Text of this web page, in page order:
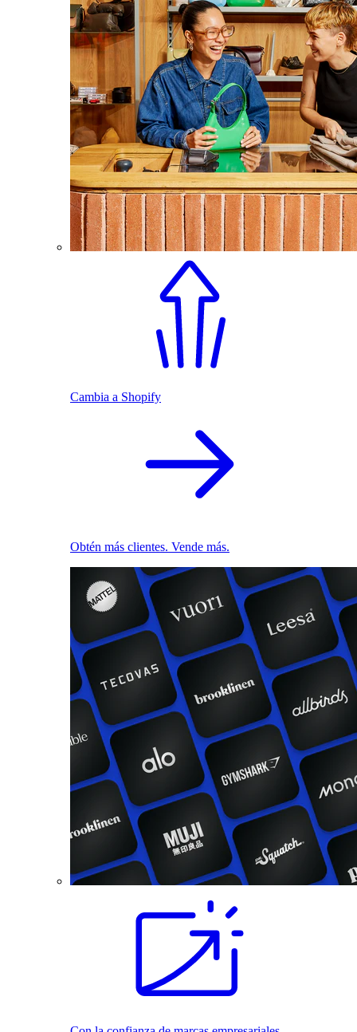
Cambia a Shopify
Obtén más clientes. Vende más.